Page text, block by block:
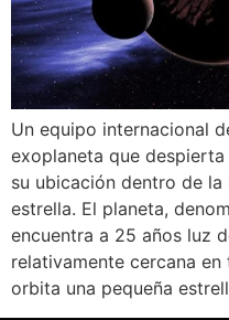
Un equipo internacional
exoplaneta que
su ubicación dentro de
estrella. El planeta,
encuentra a 25 años luz
relativamente cercana
orbita una pequeña